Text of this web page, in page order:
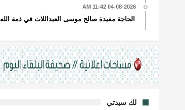
04-08-2026 11:42 AM
الحاجة مفيدة صالح موسى العبداللات في ذمة الله
لك سيدتي